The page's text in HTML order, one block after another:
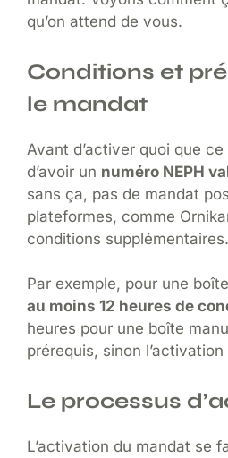
qu’on attend de vous.
Conditions et
le mandat
Avant d’activer quoi que
d’avoir un numéro NEPH
sans ça, pas de mandat
plateformes, comme
conditions supplémentaires.
Par exemple, pour une
au moins 12 heures de
heures pour une boîte
prérequis, sinon
Le processus
L’activation du mandat se